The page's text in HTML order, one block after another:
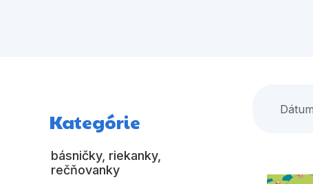
Kategórie
básničky, riekanky,
rečňovanky